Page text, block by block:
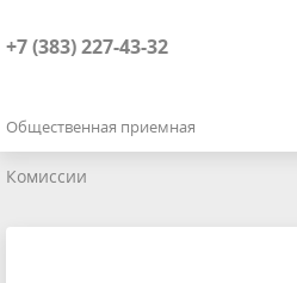
+7 (383) 227-43-32
Общественная приемная
Комиссии